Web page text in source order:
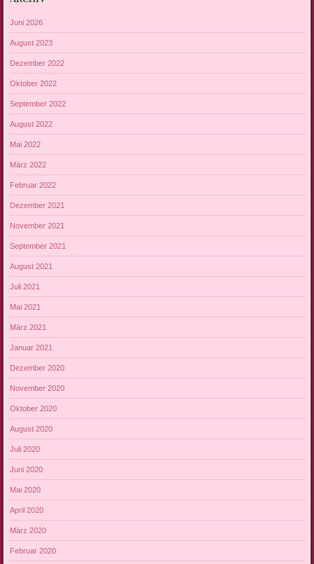
Juni 2026
August 2023
Dezember 2022
Oktober 2022
September 2022
August 2022
Mai 2022
März 2022
Februar 2022
Dezember 2021
November 2021
September 2021
August 2021
Juli 2021
Mai 2021
März 2021
Januar 2021
Dezember 2020
November 2020
Oktober 2020
August 2020
Juli 2020
Juni 2020
Mai 2020
April 2020
März 2020
Februar 2020